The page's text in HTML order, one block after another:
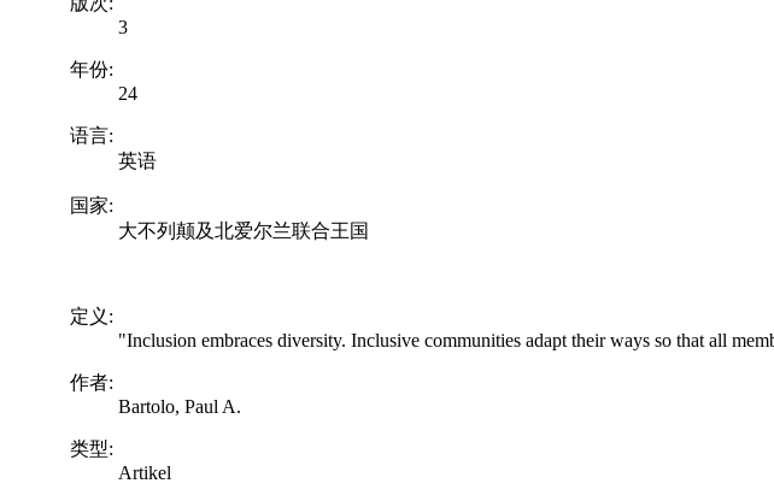
3
年份:
24
语言:
英语
国家:
大不列颠及北爱尔兰联合王国
定义:
"Inclusion embraces diversity. Inclusive communities adapt their ways so that all
作者:
Bartolo, Paul A.
类型:
Artikel